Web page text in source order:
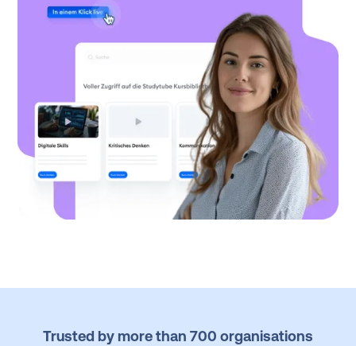
Trusted by more than 700 organisations